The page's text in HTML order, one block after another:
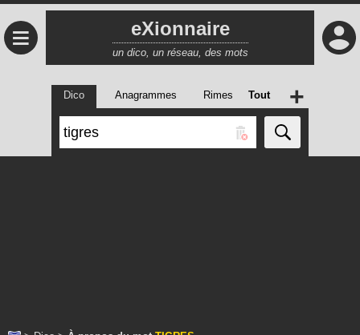
≡ eXionnaire
un dico, un réseau, des mots
Dico Anagrammes Rimes Tout +